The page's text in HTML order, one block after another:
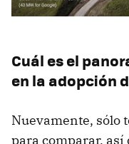
Cuál es el
en la adopción
Nuevamente, sólo
para comparar, así